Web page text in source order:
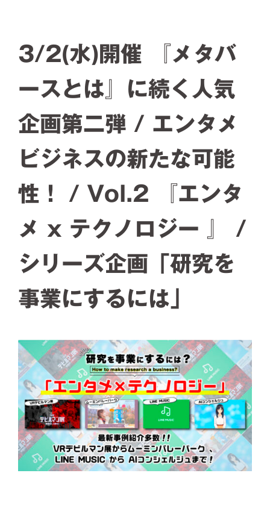
3/2(水)開催 『メタバ
ースとは』に続く人気
企画第二弾 / エンタメ
ビジネスの新たな可能
性！ / Vol.2 『エンタ
メ x テクノロジー 』 /
シリーズ企画「研究を
事業にするには」